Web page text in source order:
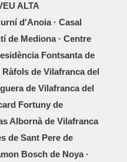
ALTA
d'Anoia · Casal
de Mediona · Centre
Fontsanta de
de Vilafranca del
de Vilafranca del
Fortuny de
Albornà de Vilafranca
de Sant Pere de
Bosch de Noya ·